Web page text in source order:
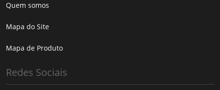
Quem somos
Mapa do Site
Mapa de Produto
Redes Sociais